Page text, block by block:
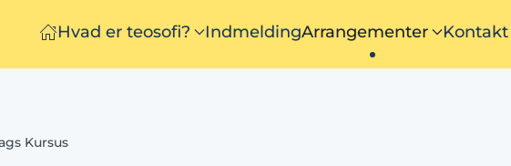
Hvad er teosofi? IndmeldingArrangementer Kontakt
Kursus